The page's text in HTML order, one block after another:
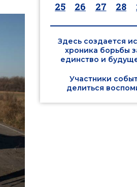
25
26 27 28
Здесь создается
хроника борьбы
единство и
Участники
делиться